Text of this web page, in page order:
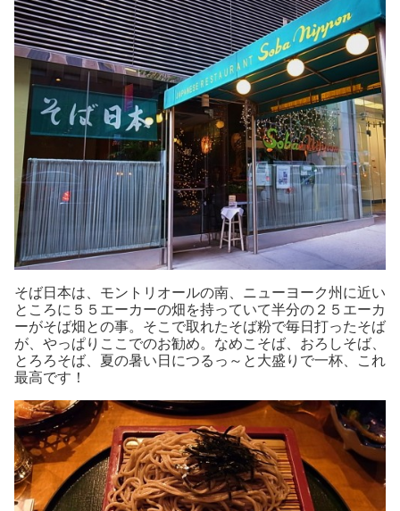
そば日本は、モントリオールの南、ニューヨーク州に近い
ところに５５エーカーの畑を持っていて半分の２５エーカ
ーがそば畑との事。そこで取れたそば粉で毎日打ったそば
が、やっぱりここでのお勧め。なめこそば、おろしそば、
とろろそば、夏の暑い日につるっ～と大盛りで一杯、これ
最高です！